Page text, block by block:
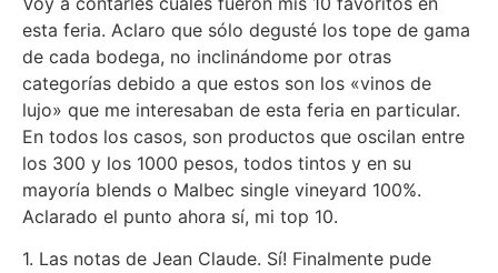
esta feria. Aclaro que sólo degusté los tope de gama
de cada bodega, no inclinándome por otras
categorías debido a que estos son los «vinos de
lujo» que me interesaban de esta feria en particular.
En todos los casos, son productos que oscilan entre
los 300 y los 1000 pesos, todos tintos y en su
mayoría blends o Malbec single vineyard 100%.
Aclarado el punto ahora sí, mi top 10.
1. Las notas de Jean Claude. Sí! Finalmente pude